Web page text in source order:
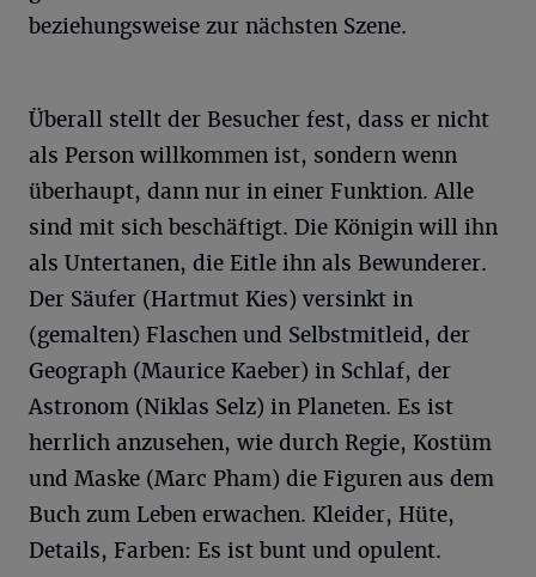
beziehungsweise zur nächsten Szene.
Überall stellt der Besucher fest, dass er nicht
als Person willkommen ist, sondern wenn
überhaupt, dann nur in einer Funktion. Alle
sind mit sich beschäftigt. Die Königin will ihn
als Untertanen, die Eitle ihn als Bewunderer.
Der Säufer (Hartmut Kies) versinkt in
(gemalten) Flaschen und Selbstmitleid, der
Geograph (Maurice Kaeber) in Schlaf, der
Astronom (Niklas Selz) in Planeten. Es ist
herrlich anzusehen, wie durch Regie, Kostüm
und Maske (Marc Pham) die Figuren aus dem
Buch zum Leben erwachen. Kleider, Hüte,
Details, Farben: Es ist bunt und opulent.